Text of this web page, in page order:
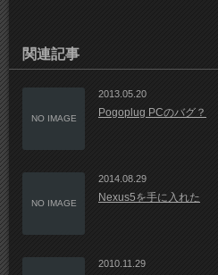
関連記事
NO IMAGE
2013.05.20
Pogoplug PCのバグ？
NO IMAGE
2014.08.29
Nexus5を手に入れた
2010.11.29